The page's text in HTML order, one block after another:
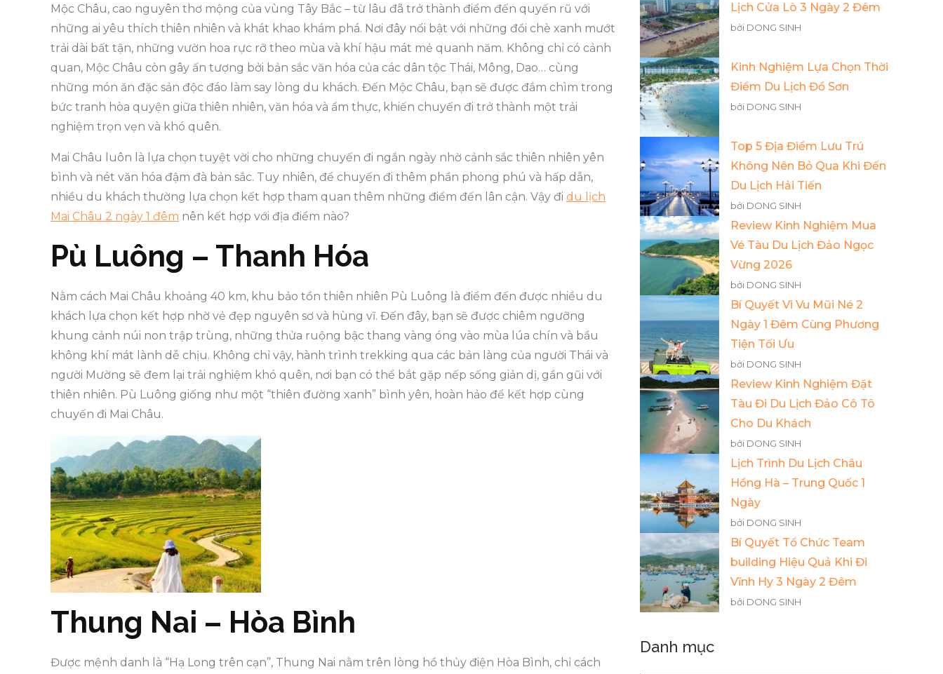
Mộc Châu, cao nguyên thơ mộng của vùng Tây Bắc – từ lâu đã trở thành điểm đến quyến rũ với
những ai yêu thích thiên nhiên và khát khao khám phá. Nơi đây nổi bật với những đồi chè xanh mướt
trải dài bất tận, những vườn hoa rực rỡ theo mùa và khí hậu mát mẻ quanh năm. Không chỉ có cảnh
quan, Mộc Châu còn gây ấn tượng bởi bản sắc văn hóa của các dân tộc Thái, Mông, Dao… cùng
những món ăn đặc sản độc đáo làm say lòng du khách. Đến Mộc Châu, bạn sẽ được đắm chìm trong
bức tranh hòa quyện giữa thiên nhiên, văn hóa và ẩm thực, khiến chuyến đi trở thành một trải
nghiệm trọn vẹn và khó quên.
Mai Châu luôn là lựa chọn tuyệt vời cho những chuyến đi ngắn ngày nhờ cảnh sắc thiên nhiên yên
bình và nét văn hóa đậm đà bản sắc. Tuy nhiên, để chuyến đi thêm phần phong phú và hấp dẫn,
nhiều du khách thường lựa chọn kết hợp tham quan thêm những điểm đến lân cận. Vậy đi du lịch
Mai Châu 2 ngày 1 đêm nên kết hợp với địa điểm nào?
Pù Luông – Thanh Hóa
Nằm cách Mai Châu khoảng 40 km, khu bảo tồn thiên nhiên Pù Luông là điểm đến được nhiều du
khách lựa chọn kết hợp nhờ vẻ đẹp nguyên sơ và hùng vĩ. Đến đây, bạn sẽ được chiêm ngưỡng
khung cảnh núi non trập trùng, những thửa ruộng bậc thang vàng óng vào mùa lúa chín và bầu
không khí mát lành dễ chịu. Không chỉ vậy, hành trình trekking qua các bản làng của người Thái và
người Mường sẽ đem lại trải nghiệm khó quên, nơi bạn có thể bắt gặp nếp sống giản dị, gần gũi với
thiên nhiên. Pù Luông giống như một “thiên đường xanh” bình yên, hoàn hảo để kết hợp cùng
chuyến đi Mai Châu.
Thung Nai – Hòa Bình
Được mệnh danh là “Hạ Long trên cạn”, Thung Nai nằm trên lòng hồ thủy điện Hòa Bình, chỉ cách
Lịch Cửa Lò 3 Ngày 2 Đêm
bởi DONG SINH
Kinh Nghiệm Lựa Chọn Thời
Điểm Du Lịch Đồ Sơn
bởi DONG SINH
Top 5 Địa Điểm Lưu Trú
Không Nên Bỏ Qua Khi Đến
Du Lịch Hải Tiến
bởi DONG SINH
Review Kinh Nghiệm Mua
Vé Tàu Du Lịch Đảo Ngọc
Vừng 2026
bởi DONG SINH
Bí Quyết Vi Vu Mũi Né 2
Ngày 1 Đêm Cùng Phương
Tiện Tối Ưu
bởi DONG SINH
Review Kinh Nghiệm Đặt
Tàu Đi Du Lịch Đảo Cô Tô
Cho Du Khách
bởi DONG SINH
Lịch Trình Du Lịch Châu
Hồng Hà – Trung Quốc 1
Ngày
bởi DONG SINH
Bí Quyết Tổ Chức Team
building Hiệu Quả Khi Đi
Vĩnh Hy 3 Ngày 2 Đêm
bởi DONG SINH
Danh mục